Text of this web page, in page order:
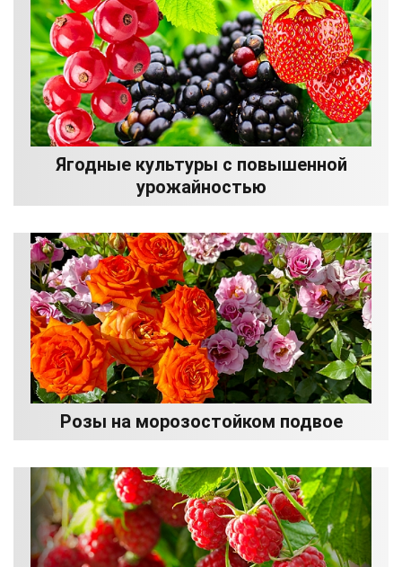
Ягодные культуры с повышенной
урожайностью
Розы на морозостойком подвое